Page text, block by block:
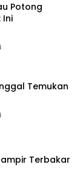
Potong
Ini
Temukan
Terbakar